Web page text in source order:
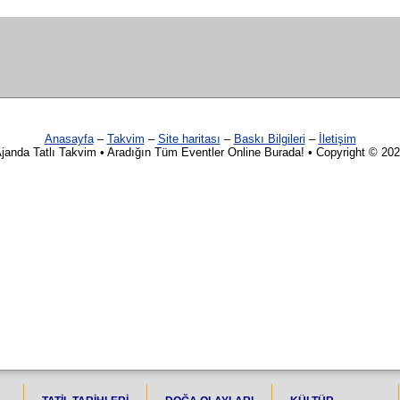
Anasayfa– Takvim – Site haritası – Baskı Bilgileri –
İletişim
Tatlı Takvim • Aradığın Tüm Eventler Online Burada! • Copyright ©